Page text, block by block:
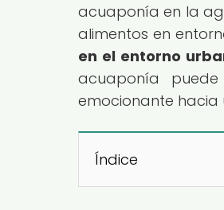
acuaponía en la
alimentos en
en el entorno
acuaponía
emocionante hacia
Índice